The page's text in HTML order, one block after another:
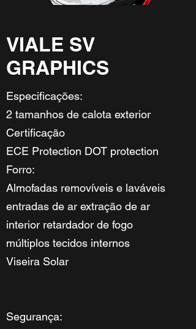
VIALE SV
GRAPHICS
Especificações:
2 tamanhos de calota exterior
Certificação
ECE Protection DOT protection
Forro:
Almofadas removíveis e laváveis
entradas de ar extração de ar
interior retardador de fogo
múltiplos tecidos internos
Viseira Solar
Segurança: